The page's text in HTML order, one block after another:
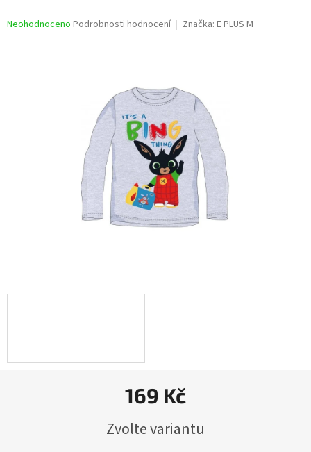
Průměrné
Neohodnoceno Podrobnosti hodnocení Značka: E PLUS M
169 Kč
cena:
Zvolte variantu